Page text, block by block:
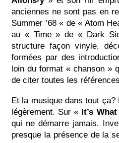
anciennes ne sont pas en
Summer ’68 « de « Atom
au « Time » de « Dark
structure façon vinyle,
formées par des
loin du format « chanson »
de citer toutes les
Et la musique dans tout
légèrement. Sur « It’s
qui ne démarre jamais.
presque la présence de la